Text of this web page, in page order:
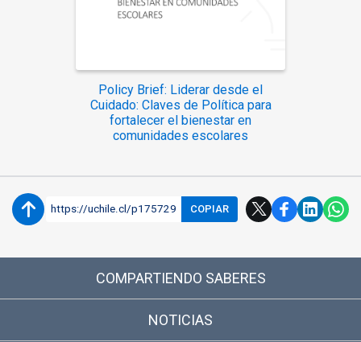
Policy Brief: Liderar desde el
Cuidado: Claves de Política para
fortalecer el bienestar en
comunidades escolares
https://uchile.cl/p175729 COPIAR
COMPARTIENDO SABERES
NOTICIAS